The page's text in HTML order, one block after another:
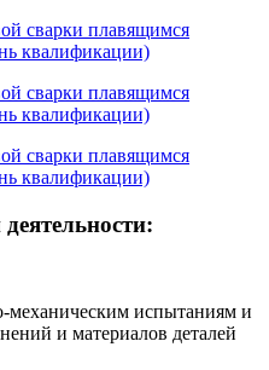
сварки плавящимся
квалификации)
сварки плавящимся
квалификации)
сварки плавящимся
квалификации)
механическим испытаниям и
и материалов деталей